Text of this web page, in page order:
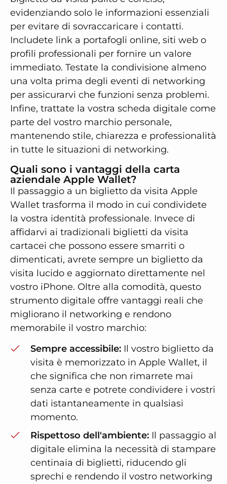
evidenziando solo le informazioni essenziali
per evitare di sovraccaricare i contatti.
Includete link a portafogli online, siti web o
profili professionali per fornire un valore
immediato. Testate la condivisione almeno
una volta prima degli eventi di networking
per assicurarvi che funzioni senza problemi.
Infine, trattate la vostra scheda digitale come
parte del vostro marchio personale,
mantenendo stile, chiarezza e professionalità
in tutte le situazioni di networking.
Quali sono i vantaggi della carta
aziendale Apple Wallet?
Il passaggio a un biglietto da visita Apple
Wallet trasforma il modo in cui condividete
la vostra identità professionale. Invece di
affidarvi ai tradizionali biglietti da visita
cartacei che possono essere smarriti o
dimenticati, avrete sempre un biglietto da
visita lucido e aggiornato direttamente nel
vostro iPhone. Oltre alla comodità, questo
strumento digitale offre vantaggi reali che
migliorano il networking e rendono
memorabile il vostro marchio:
Sempre accessibile:Il vostro biglietto da
visita è memorizzato in Apple Wallet, il
che significa che non rimarrete mai
senza carte e potrete condividere i vostri
dati istantaneamente in qualsiasi
momento.
Rispettoso dell'ambiente:Il passaggio al
digitale elimina la necessità di stampare
centinaia di biglietti, riducendo gli
sprechi e rendendo il vostro networking